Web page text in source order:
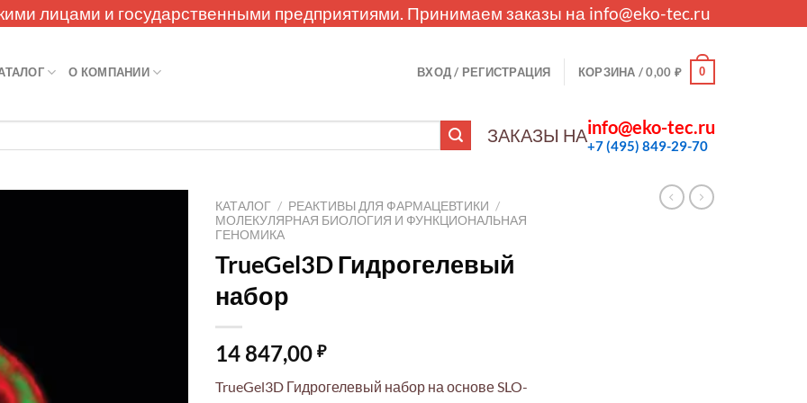
лицами и государственными предприятиями. Принимаем заказы на info@eko-tec.ru
О КОМПАНИИ ВХОД / РЕГИСТРАЦИЯ КОРЗИНА /0,00 ₽ 0
ЗАКАЗЫ НАinfo@eko-tec.ru
+7 (495) 849-29-70
КАТАЛОГ / РЕАКТИВЫ ДЛЯ ФАРМАЦЕВТИКИ /
МОЛЕКУЛЯРНАЯ БИОЛОГИЯ И ФУНКЦИОНАЛЬНАЯ
ГЕНОМИКА
TrueGel3D Гидрогелевый
набор
14 847,00 ₽
TrueGel3D Гидрогелевый набор на основе SLO-